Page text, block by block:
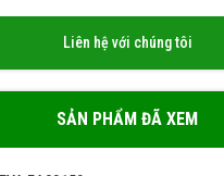
Liên hệ với chúng tôi
SẢN PHẨM ĐÃ XEM